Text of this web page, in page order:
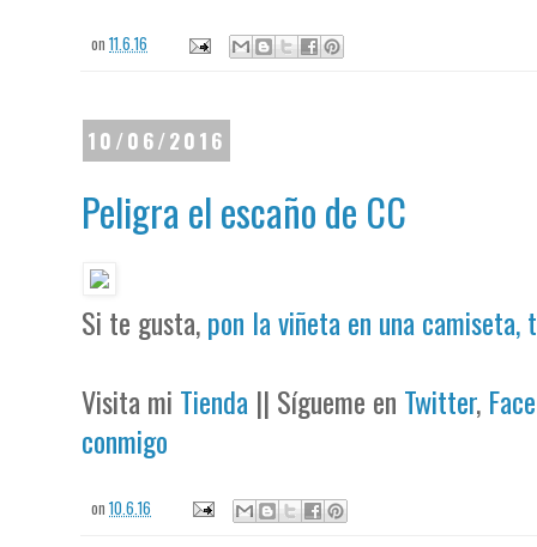
on11.6.16
10/06/2016
Peligra el escaño de CC
Si te gusta,pon la viñeta en una camiseta,
Visita mi Tienda || Sígueme en Twitter,
conmigo
on10.6.16